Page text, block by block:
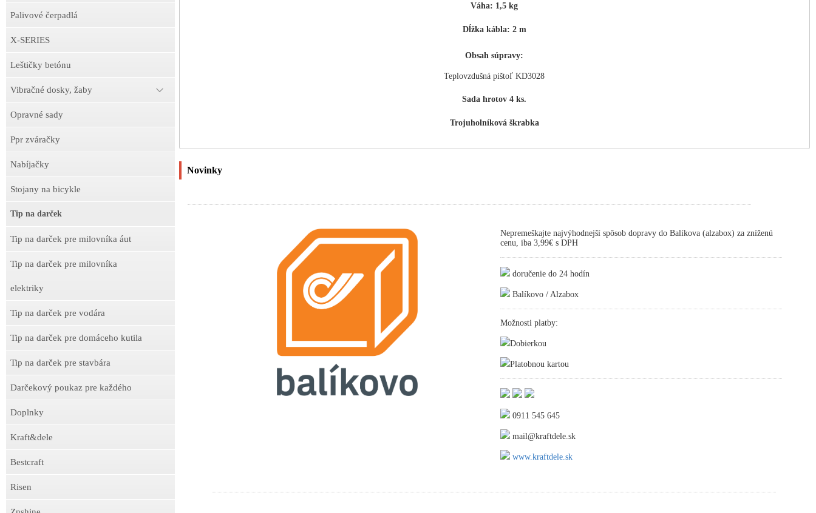
Palivové čerpadlá
X-SERIES
Leštičky betónu
Vibračné dosky, žaby
Opravné sady
Ppr zváračky
Nabíjačky
Stojany na bicykle
Tip na darček
Tip na darček pre milovníka áut
Tip na darček pre milovníka
elektriky
Tip na darček pre vodára
Tip na darček pre domáceho kutila
Tip na darček pre stavbára
Darčekový poukaz pre každého
Doplnky
Kraft&dele
Bestcraft
Risen
Váha: 1,5 kg
Dĺžka kábla: 2 m
Obsah súpravy:
Teplovzdušná pištoľ KD3028
Sada hrotov 4 ks.
Trojuholníková škrabka
Novinky
Nepremeškajte najvýhodnejší spôsob dopravy do Balíkova (alzabox) za zníženú
cenu, iba 3,99€ s DPH
doručenie do 24 hodín
Balíkovo / Alzabox
Možnosti platby:
Dobierkou
Platobnou kartou
0911 545 645
mail@kraftdele.sk
www.kraftdele.sk